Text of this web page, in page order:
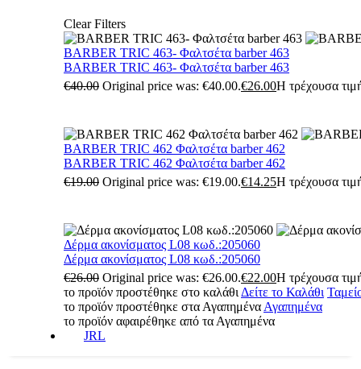
Clear Filters
BARBER TRIC 463- Φαλτσέτα barber 463
BARBER TRIC 463- Φαλτσέτα barber 463
€40.00 Original price was: €40.00.€26.00Η τρέχουσα
BARBER TRIC 462 Φαλτσέτα barber 462
BARBER TRIC 462 Φαλτσέτα barber 462
€19.00 Original price was: €19.00.€14.25Η τρέχουσα
Δέρμα ακονίσματος L08 κωδ.:205060
Δέρμα ακονίσματος L08 κωδ.:205060
€26.00 Original price was: €26.00.€22.00Η τρέχουσα
το προϊόν προστέθηκε στο καλάθι Δείτε το Καλάθι
το προϊόν προστέθηκε στα Αγαπημένα Αγαπημένα
το προϊόν αφαιρέθηκε από τα Αγαπημένα
JRL